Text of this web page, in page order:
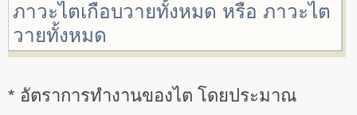
ภาวะไตเกือบวายทั้งหมด หรือ ภาวะไต
วายทั้งหมด
* อัตราการทำงานของไต โดยประมาณ